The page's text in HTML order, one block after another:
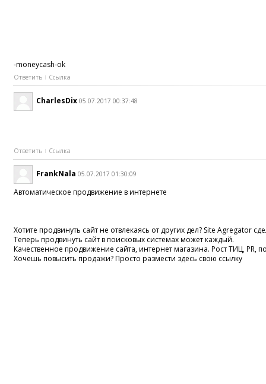
-moneycash-ok
Ответить Ссылка
CharlesDix 05.07.2017 00:37:48
Ответить Ссылка
FrankNala 05.07.2017 01:30:09
Автоматическое продвижение в интернете
Хотите продвинуть сайт не отвлекаясь от других дел? Site Agregator
Теперь продвинуть сайт в поисковых системах может каждый.
Качественное продвижение сайта, интернет магазина. Рост ТИЦ, PR,
Хочешь повысить продажи? Просто размести здесь свою ссылку